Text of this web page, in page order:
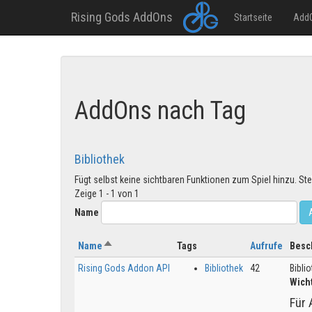
Rising Gods AddOns Startseite
AddOns nach Tag
Bibliothek
Fügt selbst keine sichtbaren Funktionen zum Spiel hinzu.
Zeige 1 - 1 von 1
Name
NameAbsteigend sortieren
Tags Aufrufe
Rising Gods Addon API
Bibliothek 42
Für